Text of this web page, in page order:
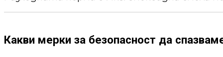
Какви мерки за безопасност да